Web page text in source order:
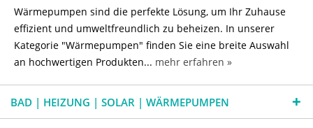
Wärmepumpen sind die perfekte Lösung, um Ihr Zuhause
effizient und umweltfreundlich zu beheizen. In unserer
Kategorie "Wärmepumpen" finden Sie eine breite Auswahl
an hochwertigen Produkten... mehr erfahren »
BAD | HEIZUNG | SOLAR | WÄRMEPUMPEN